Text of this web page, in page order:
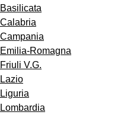
Basilicata
Calabria
Campania
Emilia-Romagna
Friuli V.G.
Lazio
Liguria
Lombardia